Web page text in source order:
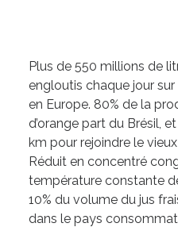
Plus de 550 millions de
engloutis chaque jour
en Europe. 80% de la
d’orange part du Brésil,
km pour rejoindre le
Réduit en concentré
température constante
10% du volume du jus
dans le pays